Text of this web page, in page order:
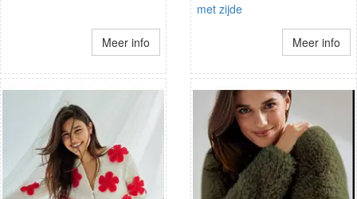
Meer info
met zijde
Meer info